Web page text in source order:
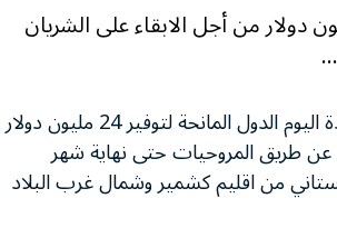
العالمي التابع للأمم المتحدة اليوم إلى توفير 24 مليون دولار من أجل الابقاء على الشريان
ناشد برنامج الاغذية العالمي التابع للأمم المتحدة اليوم الدول المانحة لتوفير 24 مليون دولار
عن طريق المروحيات حتى نهاية شهر
من اقليم كشمير وشمال غرب البلاد